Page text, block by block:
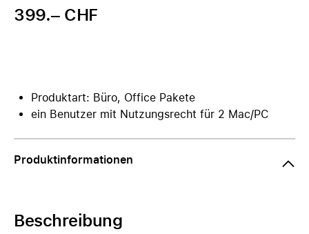
399.– CHF
Produktart: Büro, Office Pakete
ein Benutzer mit Nutzungsrecht für 2 Mac/PC
Produktinformationen
Beschreibung